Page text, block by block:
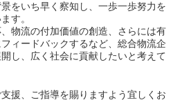
をいち早く察知し、一歩一歩努力を
す。
物流の付加価値の創造、さらには有
ィードバックするなど、総合物流企
し、広く社会に貢献したいと考えて
援、ご指導を賜りますよう宜しくお